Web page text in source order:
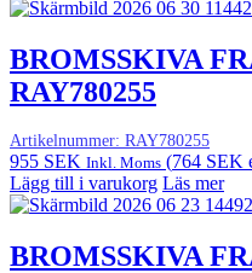
BROMSSKIVA
RAY780255
Artikelnummer: RAY780255
955 SEK Inkl. Moms (764 SEK
Lägg till i varukorg Läs mer
BROMSSKIVA